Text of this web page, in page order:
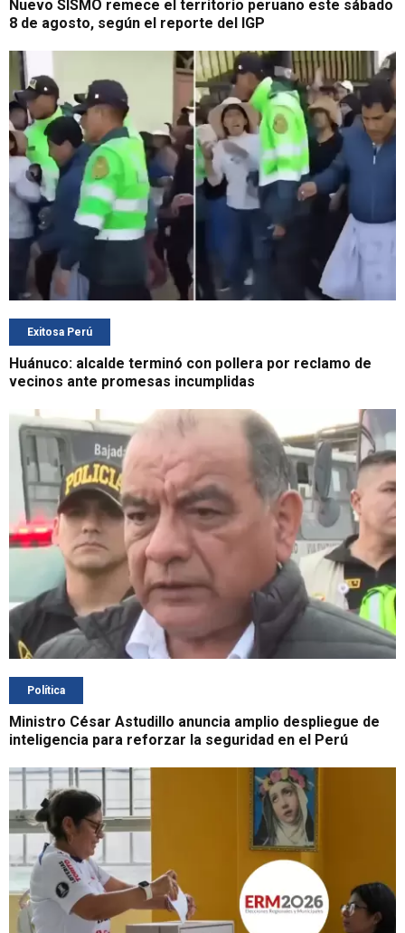
Nuevo SISMO remece el territorio peruano este sábado
8 de agosto, según el reporte del IGP
Exitosa Perú
Huánuco: alcalde terminó con pollera por reclamo de
vecinos ante promesas incumplidas
Política
Ministro César Astudillo anuncia amplio despliegue de
inteligencia para reforzar la seguridad en el Perú